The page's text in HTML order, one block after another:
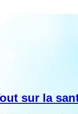
sur la